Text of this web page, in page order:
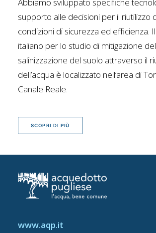
supporto alle decisioni per il riutilizzo
condizioni di sicurezza ed efficienza.
italiano per lo studio di mitigazione
salinizzazione del suolo attraverso il
dell’acqua è localizzato nell’area di
Canale Reale.
SCOPRI DI PIÙ
www.aqp.it